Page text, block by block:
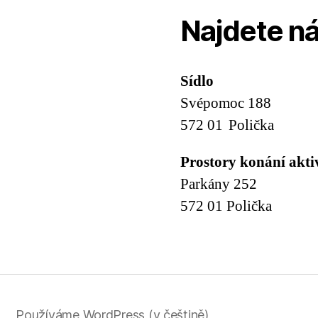
Najdete
Sídlo
Svépomoc 188
572 01 Polička
Prostory konání
Parkány 252
572 01 Polička
Používáme WordPress (v češtině)